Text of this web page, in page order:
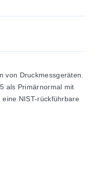
von Druckmessgeräten.
als Primärnormal mit
NIST-rückführbare